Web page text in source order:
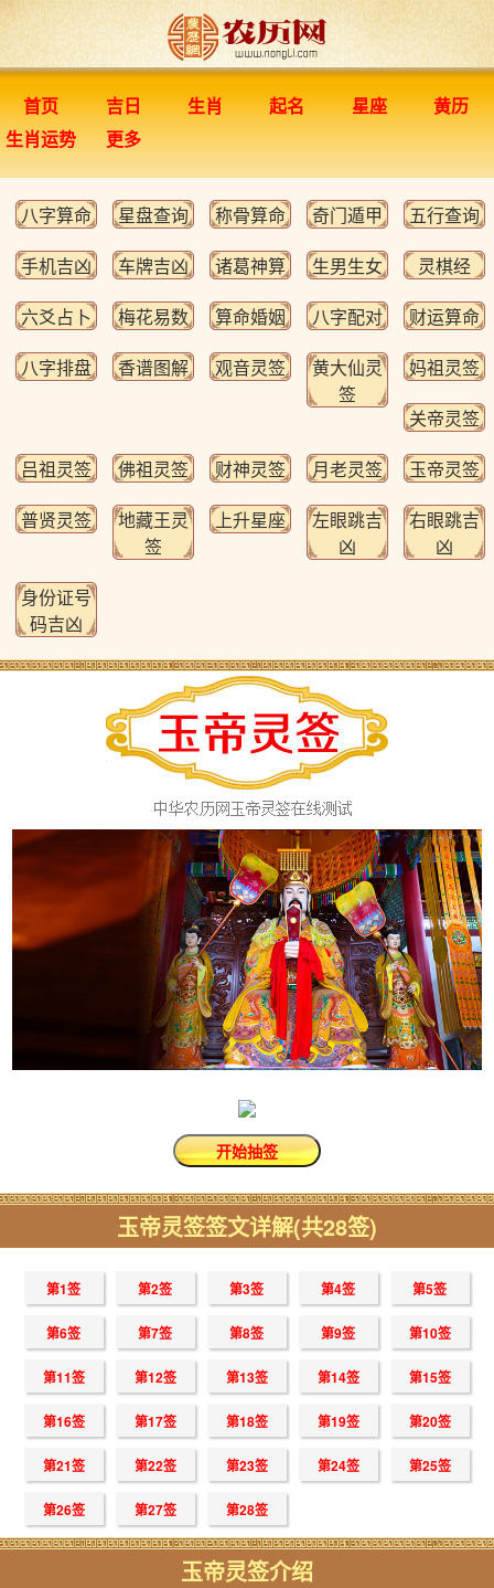
首页 吉日 生肖 起名 星座
黄历
生肖运势
更多
八字算命 星盘查询 称骨算命 奇门遁甲
五行查询
手机吉凶
车牌吉凶 诸葛神算 生男生女
灵棋经
六爻占卜
梅花易数 算命婚姻 八字配对
财运算命
八字排盘
香谱图解 观音灵签
黄大仙灵
签
妈祖灵签
关帝灵签
吕祖灵签
佛祖灵签 财神灵签 月老灵签
玉帝灵签
普贤灵签
地藏王灵
签
上升星座
左眼跳吉
凶
右眼跳吉
凶
身份证号
码吉凶
玉帝灵签签文详解(共28签)
第1签 第2签 第3签 第4签 第5签
第6签 第7签 第8签 第9签 第10签
第11签 第12签 第13签 第14签 第15签
第16签 第17签 第18签 第19签 第20签
第21签 第22签 第23签 第24签 第25签
第26签 第27签 第28签
玉帝灵签介绍